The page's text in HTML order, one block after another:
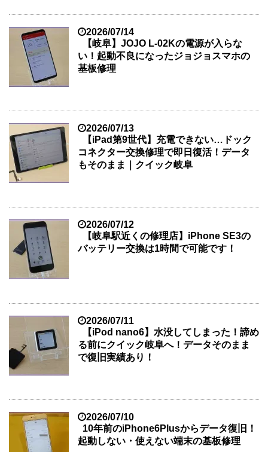
2026/07/14
【岐阜】JOJO L-02Kの電源が入らな
い！起動不良になったジョジョスマホの
基板修理
2026/07/13
【iPad第9世代】充電できない…ドック
コネクター交換修理で即日復活！データ
もそのまま｜クイック岐阜
2026/07/12
【岐阜駅近くの修理店】iPhone SE3の
バッテリー交換は1時間で可能です！
2026/07/11
【iPod nano6】水没してしまった！諦め
る前にクイック岐阜へ！データそのまま
で復旧実績あり！
2026/07/10
10年前のiPhone6Plusからデータ復旧！
起動しない・使えない端末の基板修理